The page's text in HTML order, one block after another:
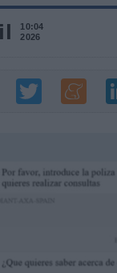
10:04
2026